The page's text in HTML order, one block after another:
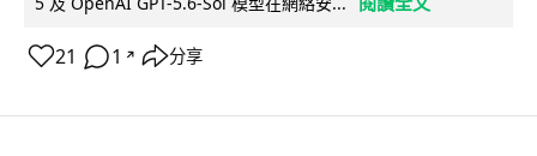
21 1 ↗ 分享